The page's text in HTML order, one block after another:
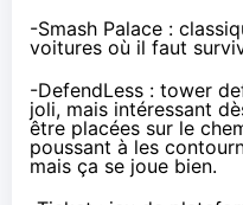
-Smash Palace :
voitures où il faut
-DefendLess : tower
joli, mais intéressant
être placées sur le
poussant à les
mais ça se joue bien.